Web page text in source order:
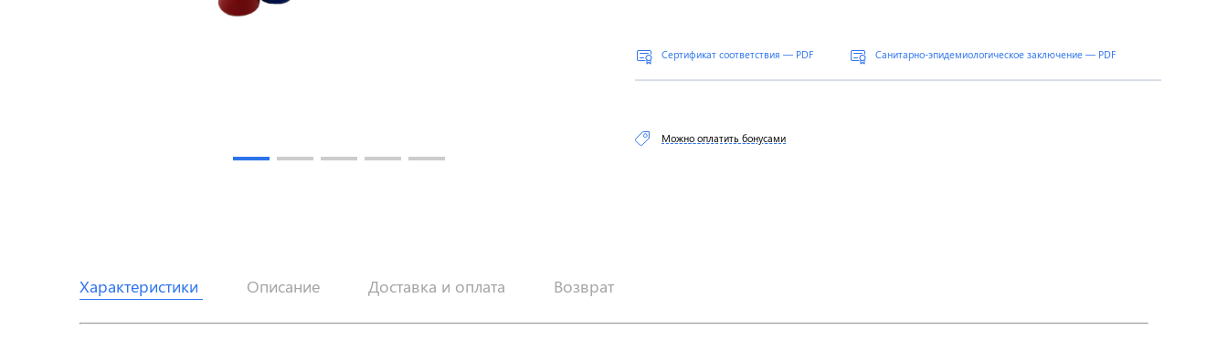
Сертификат соответствия — PDF Санитарно-эпидемиологическое заключение — PDF
Можно оплатить бонусами
Характеристики Описание Доставка и оплата Возврат